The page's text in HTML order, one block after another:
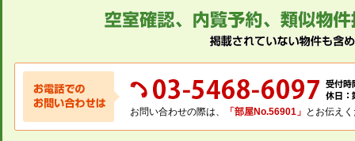
お問い合わせの際は、 「部屋No.56901」 とお伝え